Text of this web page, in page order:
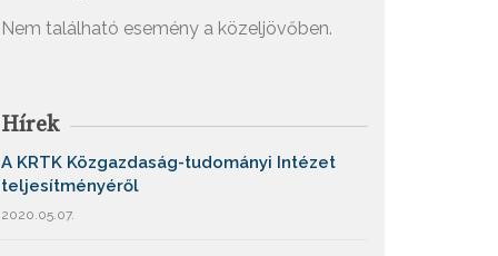
Nem található esemény a közeljövőben.
Hírek
A KRTK Közgazdaság-tudományi Intézet
teljesítményéről
2020.05.07.